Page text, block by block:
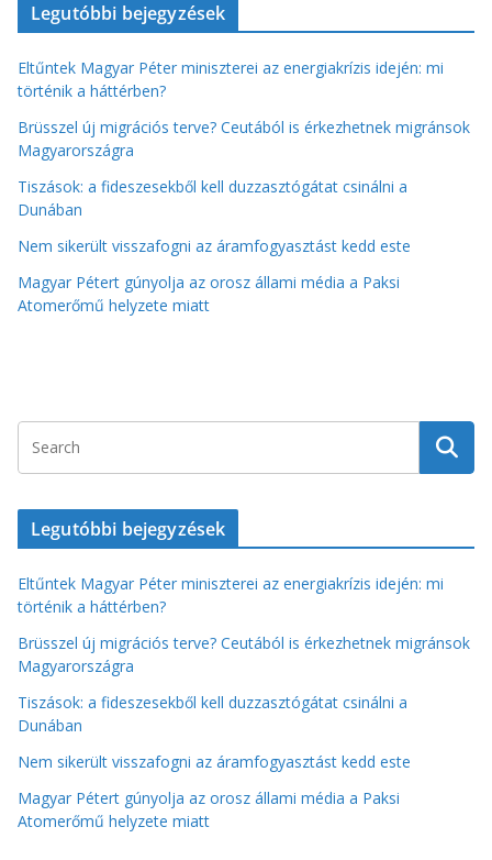
Legutóbbi bejegyzések
Eltűntek Magyar Péter miniszterei az energiakrízis idején: mi
történik a háttérben?
Brüsszel új migrációs terve? Ceutából is érkezhetnek migránsok
Magyarországra
Tiszások: a fideszesekből kell duzzasztógátat csinálni a
Dunában
Nem sikerült visszafogni az áramfogyasztást kedd este
Magyar Pétert gúnyolja az orosz állami média a Paksi
Atomerőmű helyzete miatt
Legutóbbi bejegyzések
Eltűntek Magyar Péter miniszterei az energiakrízis idején: mi
történik a háttérben?
Brüsszel új migrációs terve? Ceutából is érkezhetnek migránsok
Magyarországra
Tiszások: a fideszesekből kell duzzasztógátat csinálni a
Dunában
Nem sikerült visszafogni az áramfogyasztást kedd este
Magyar Pétert gúnyolja az orosz állami média a Paksi
Atomerőmű helyzete miatt